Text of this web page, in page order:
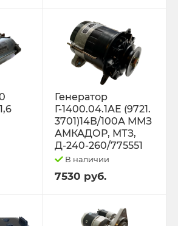
Генератор
Г-1400.04.1АЕ (9721.
3701)14В/100А ММЗ
АМКАДОР, МТЗ,
Д-240-260/775551
В наличии
7530 руб.
К-702
1523 1025 2022.3
Д-243 Д-245
Т-30 Т-45 Т-2048